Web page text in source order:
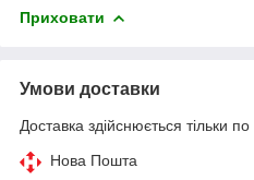
Приховати
Умови доставки
Доставка здійснюється тільки
Нова Пошта